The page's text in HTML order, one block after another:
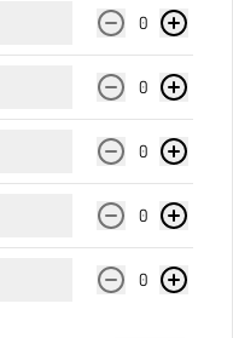
del corazón cremoso de la burrata.
0
0
0
0
0